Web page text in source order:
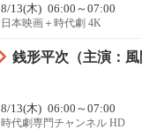
8/13(木) 06:00～07:00
日本映画＋時代劇 4K
銭形平次（主演：風
8/13(木) 06:00～07:00
時代劇専門チャンネル HD